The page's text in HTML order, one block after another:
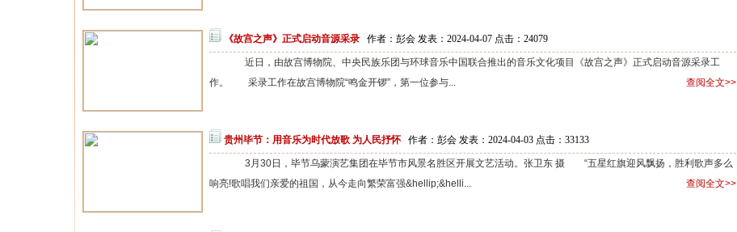
《故宫之声》正式启动音源采录 作者：彭会 发表：2024-04-07 点击： 24079
近日，由故宫博物院、中央民族乐团与环球音乐中国联合推出的音乐文化项目《故宫之声》正式启动音源采录工
作。 采录工作在故宫博物院“鸣金开锣”，第一位参与...
查阅全文>>
贵州毕节：用音乐为时代放歌 为人民抒怀 作者：彭会 发表：2024-04-03 点击： 33133
3月30日，毕节乌蒙演艺集团在毕节市风景名胜区开展文艺活动。张卫东 摄 “五星红旗迎风飘扬，胜利歌声多么
响亮!歌唱我们亲爱的祖国，从今走向繁荣富强&hellip;&helli...
查阅全文>>